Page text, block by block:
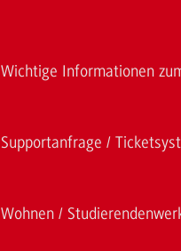
Wichtige Informationen
Supportanfrage /
Wohnen /